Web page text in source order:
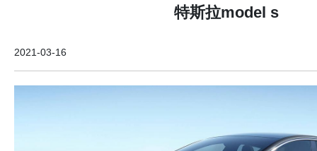
特斯拉model s
2021-03-16